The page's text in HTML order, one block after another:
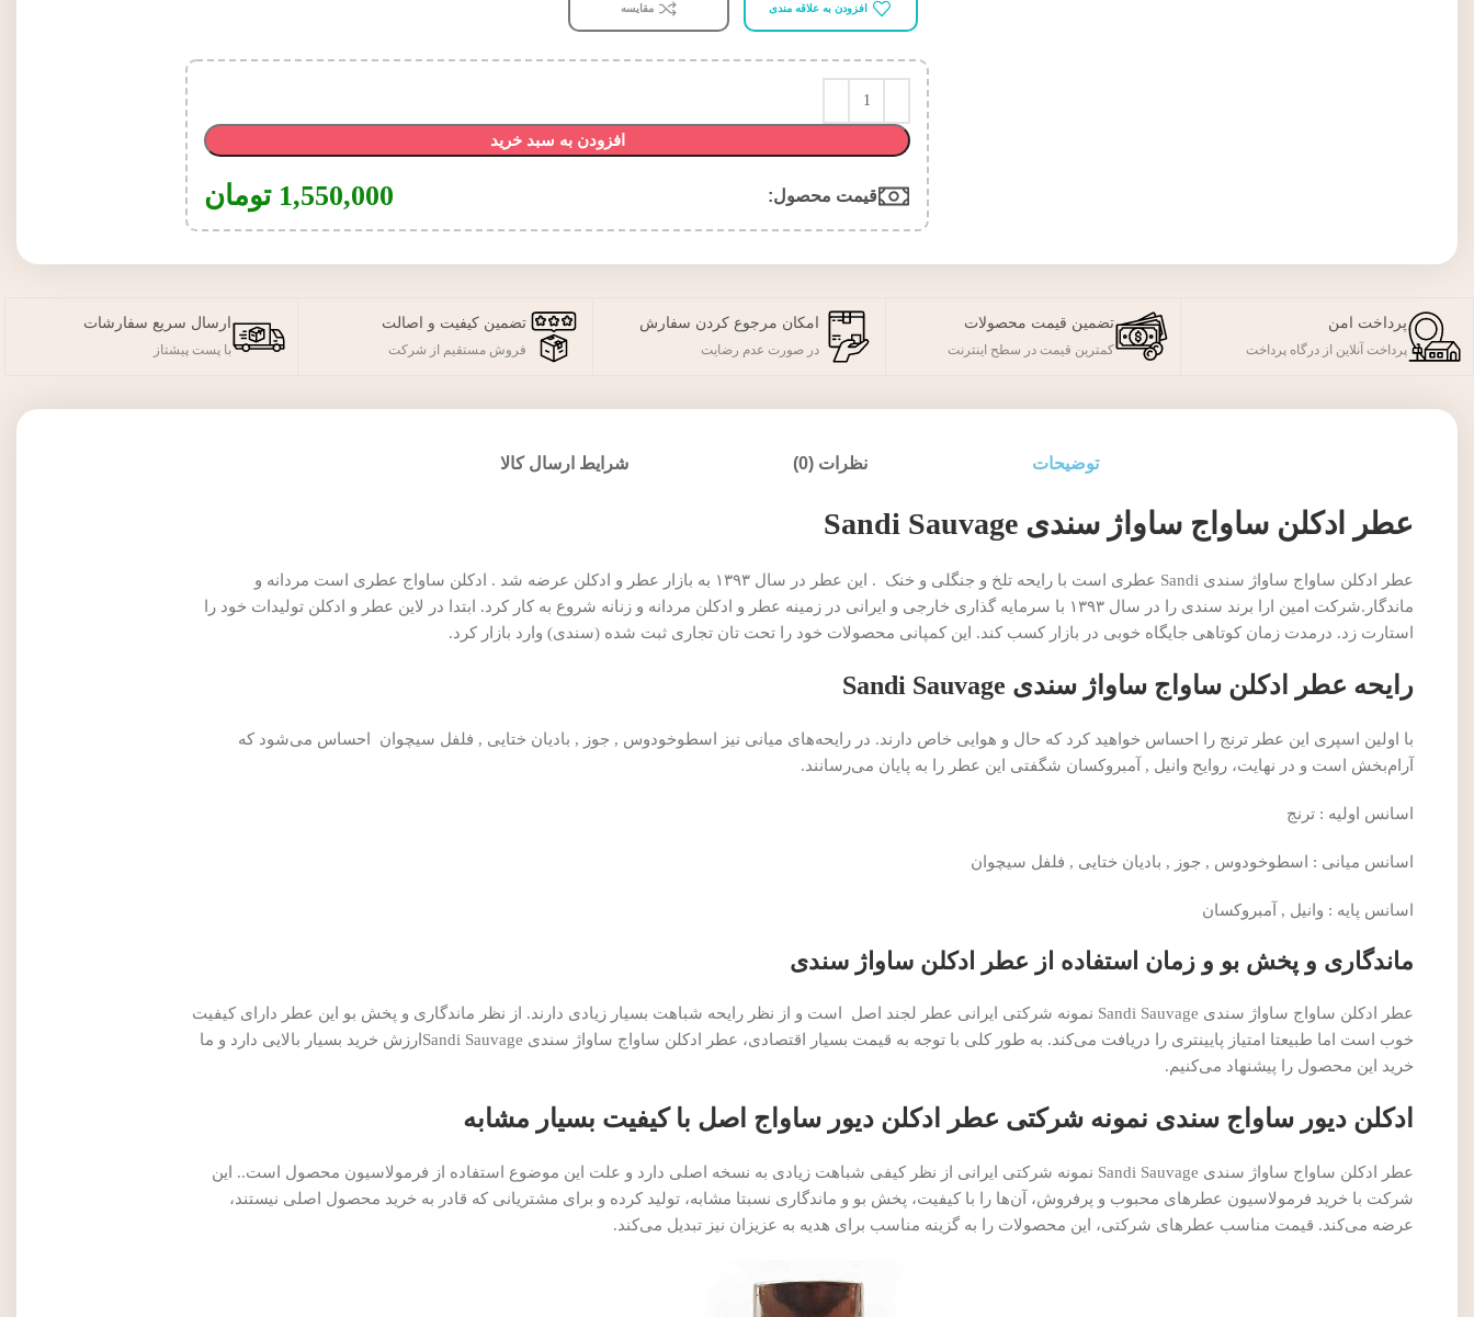
افزودن به علاقه مندی مقایسه
افزودن به سبد خرید
قیمت محصول:​ 1,550,000 تومان
پرداخت امن
پرداخت آنلاین از درگاه پرداخت
تضمین قیمت محصولات
کمترین قیمت در سطح اینترنت
امکان مرجوع کردن سفارش
در صورت عدم رضایت
تضمین کیفیت و اصالت
فروش مستقیم از شرکت
ارسال سریع سفارشات
با پست پیشتاز
توضیحات نظرات (0) شرایط ارسال کالا
عطر ادکلن ساواج ساواژ سندی Sandi Sauvage
عطر ادکلن ساواج ساواژ سندی Sandi عطری است با رایحه تلخ و جنگلی و خنک . این عطر در سال ۱۳۹۳ به بازار عطر و ادکلن عرضه شد . ادکلن ساواج عطری است مردانه و
ماندگار.شرکت امین ارا برند سندی را در سال ۱۳۹۳ با سرمایه گذاری خارجی و ایرانی در زمینه عطر و ادکلن مردانه و زنانه شروع به کار کرد. ابتدا در لاین عطر و ادکلن تولیدات خود را
استارت زد. درمدت زمان کوتاهی جایگاه خوبی در بازار کسب کند. این کمپانی محصولات خود را تحت تان تجاری ثبت شده (سندی) وارد بازار کرد.
رایحه عطر ادکلن ساواج ساواژ سندی Sandi Sauvage
با اولین اسپری این عطر ترنج را احساس خواهید کرد که حال و هوایی خاص دارند. در رایحه‌های میانی نیز اسطوخودوس , جوز , بادیان ختایی , فلفل سیچوان احساس می‌شود که
آرام‌بخش است و در نهایت، روایح وانیل , آمبروکسان شگفتی این عطر را به پایان می‌رسانند.
اسانس اولیه : ترنج
اسانس میانی : اسطوخودوس , جوز , بادیان ختایی , فلفل سیچوان
اسانس پایه : وانیل , آمبروکسان
ماندگاری و پخش بو و زمان استفاده از عطر ادکلن ساواژ سندی
عطر ادکلن ساواج ساواژ سندی Sandi Sauvage نمونه شرکتی ایرانی عطر لجند اصل است و از نظر رایحه شباهت بسیار زیادی دارند. از نظر ماندگاری و پخش بو این عطر دارای کیفیت
خوب است اما طبیعتا امتیاز پایینتری را دریافت می‌کند. به طور کلی با توجه به قیمت بسیار اقتصادی، عطر ادکلن ساواج ساواژ سندی Sandi Sauvageارزش خرید بسیار بالایی دارد و ما
خرید این محصول را پیشنهاد می‌کنیم.
ادکلن دیور ساواج سندی نمونه شرکتی عطر ادکلن دیور ساواج اصل با کیفیت بسیار مشابه
عطر ادکلن ساواج ساواژ سندی Sandi Sauvage نمونه شرکتی ایرانی از نظر کیفی شباهت زیادی به نسخه اصلی دارد و علت این موضوع استفاده از فرمولاسیون محصول است.. این
شرکت با خرید فرمولاسیون عطرهای محبوب و پرفروش، آن‌ها را با کیفیت، پخش بو و ماندگاری نسبتا مشابه، تولید کرده و برای مشتریانی که قادر به خرید محصول اصلی نیستند،
عرضه می‌کند. قیمت مناسب عطرهای شرکتی، این محصولات را به گزینه مناسب برای هدیه به عزیزان نیز تبدیل می‌کند.